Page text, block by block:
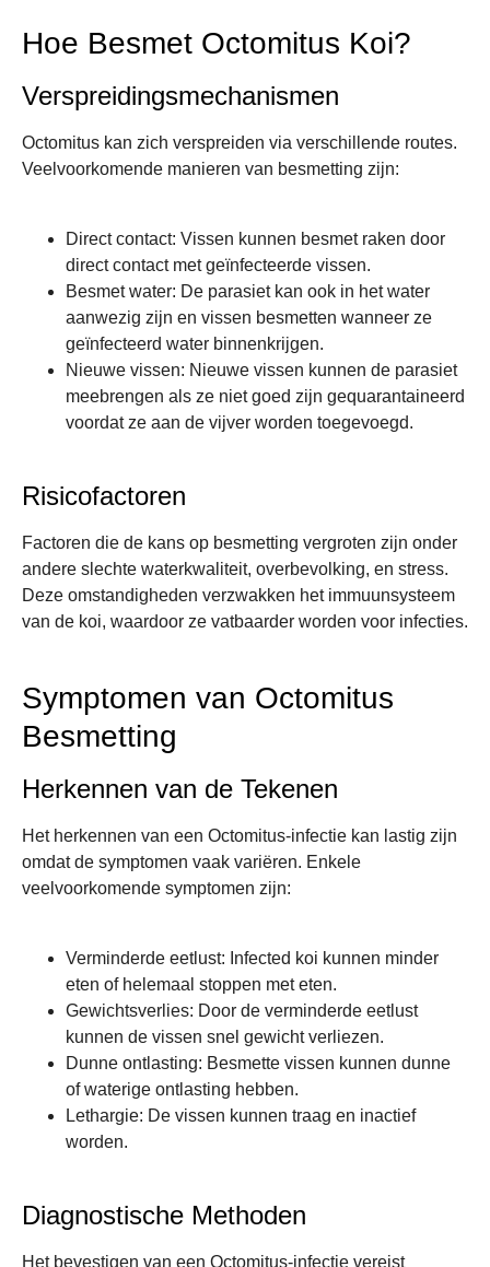
Hoe Besmet Octomitus Koi?
Verspreidingsmechanismen
Octomitus kan zich verspreiden via verschillende routes.
Veelvoorkomende manieren van besmetting zijn:
Direct contact: Vissen kunnen besmet raken door
direct contact met geïnfecteerde vissen.
Besmet water: De parasiet kan ook in het water
aanwezig zijn en vissen besmetten wanneer ze
geïnfecteerd water binnenkrijgen.
Nieuwe vissen: Nieuwe vissen kunnen de parasiet
meebrengen als ze niet goed zijn gequarantaineerd
voordat ze aan de vijver worden toegevoegd.
Risicofactoren
Factoren die de kans op besmetting vergroten zijn onder
andere slechte waterkwaliteit, overbevolking, en stress.
Deze omstandigheden verzwakken het immuunsysteem
van de koi, waardoor ze vatbaarder worden voor infecties.
Symptomen van Octomitus
Besmetting
Herkennen van de Tekenen
Het herkennen van een Octomitus-infectie kan lastig zijn
omdat de symptomen vaak variëren. Enkele
veelvoorkomende symptomen zijn:
Verminderde eetlust: Infected koi kunnen minder
eten of helemaal stoppen met eten.
Gewichtsverlies: Door de verminderde eetlust
kunnen de vissen snel gewicht verliezen.
Dunne ontlasting: Besmette vissen kunnen dunne
of waterige ontlasting hebben.
Lethargie: De vissen kunnen traag en inactief
worden.
Diagnostische Methoden
Het bevestigen van een Octomitus-infectie vereist